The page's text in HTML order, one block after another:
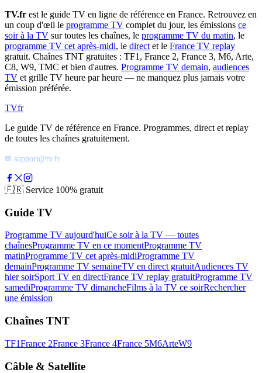
TV.fr est le guide TV en ligne de référence en France. Retrouvez en
un coup d'œil le programme TV complet du jour, les émissions ce
soir à la TV sur toutes les chaînes, le programme TV du matin, le
programme TV cet après-midi, le direct et le France TV replay
gratuit. Chaînes TNT gratuites : TF1, France 2, France 3, M6, Arte,
C8, W9, TMC et bien d'autres. Programme TV demain, audiences
TV et grille TV heure par heure — ne manquez plus jamais votre
émission préférée.
TVfr
Le guide TV de référence en France. Programmes, direct et replay
de toutes les chaînes gratuitement.
✉ support@tv.fr
🇫🇷 Service 100% gratuit
Guide TV
Programme TV aujourd'huiCe soir à la TV — toutes
chaînesProgramme TV en ce momentProgramme TV
matinProgramme TV cet après-midiProgramme TV
demainProgramme TV semaineTV en direct gratuitAudiences TV
hier soirSport TV en directFrance TV replay gratuitProgramme TV
samediProgramme TV dimancheFilms à la TV ce soirRechercher
une émission
Chaînes TNT
TF1France 2France 3France 4France 5M6ArteW9
Câble & Satellite